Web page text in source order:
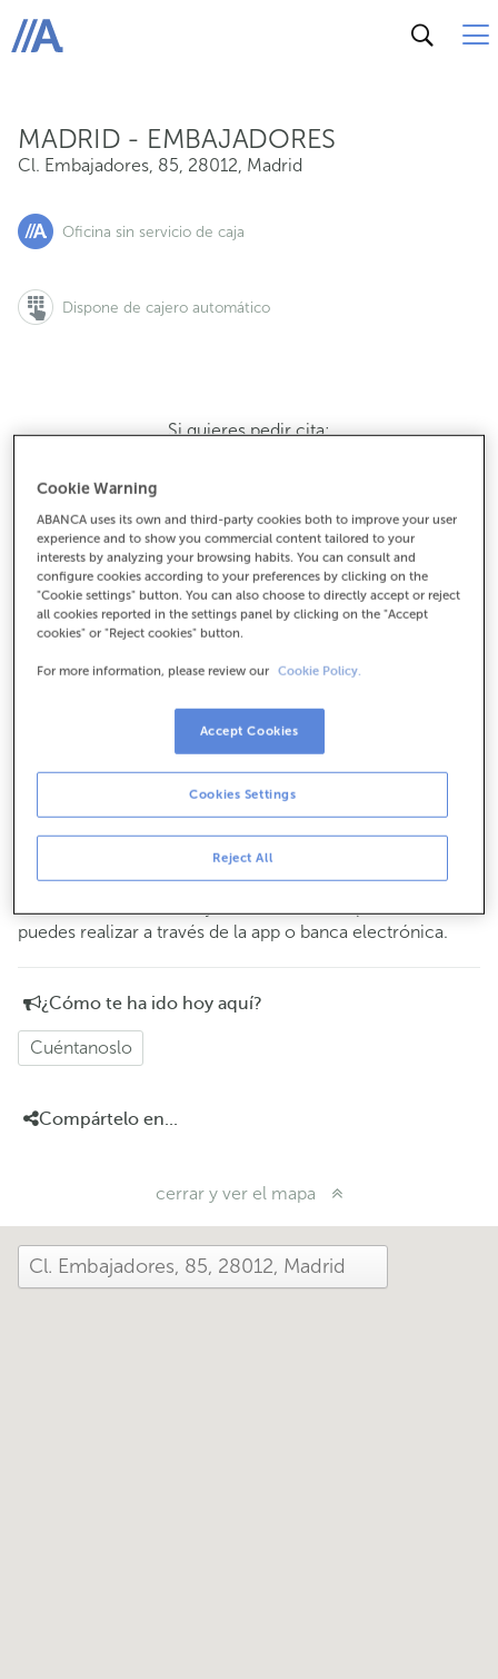
ABANCA
MADRID - EMBAJADORES
Cl. Embajadores, 85, 28012, Madrid
Oficina sin servicio de caja
Dispone de cajero automático
Si quieres pedir cita:
Para todo lo demás:
913663801
Cómo llegar
Consulta todos los horarios
Gestiones comerciales
De lunes a viernes de8:15 a 14:00.
cita previa
y te atenderemos el día y hora
Esta oficina no dispone de servicio de caja.
Puedes realizar tus operaciones más habitualesen
efectivo
puedes realizar a través de la app o banca electrónica.
¿Cómo te ha ido hoy aquí?
Cuéntanoslo
Compártelo en...
cerrar y ver el mapa
Cookie Warning
ABANCA uses its own and third-party cookies both to improve your user
experience and to show you commercial content tailored to your
interests by analyzing your browsing habits. You can consult and
configure cookies according to your preferences by clicking on the
"Cookie settings" button. You can also choose to directly accept or reject
all cookies reported in the settings panel by clicking on the "Accept
cookies" or "Reject cookies" button.
For more information, please review our Cookie Policy.
Reject All
Cookies Settings
Accept Cookies
Cl. Embajadores, 85, 28012, Madrid